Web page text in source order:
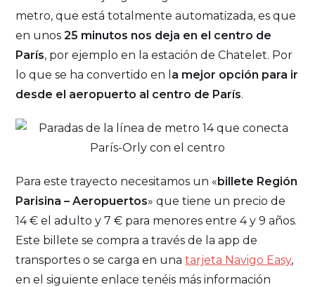
metro, que está totalmente automatizada, es que
en unos25 minutos nos deja en el centro de
París, por ejemplo en la estación de Chatelet. Por
lo que se ha convertido en l a mejor opción para ir
desde el aeropuerto al centro de París.
Para este trayecto necesitamos un «billete Región
Parisina – Aeropuertos» que tiene un precio de
14 € el adulto y 7 € para menores entre 4 y 9 años.
Este billete se compra a través de la app de
transportes o se carga en unatarjeta Navigo Easy,
en el siguiente enlace tenéis más información